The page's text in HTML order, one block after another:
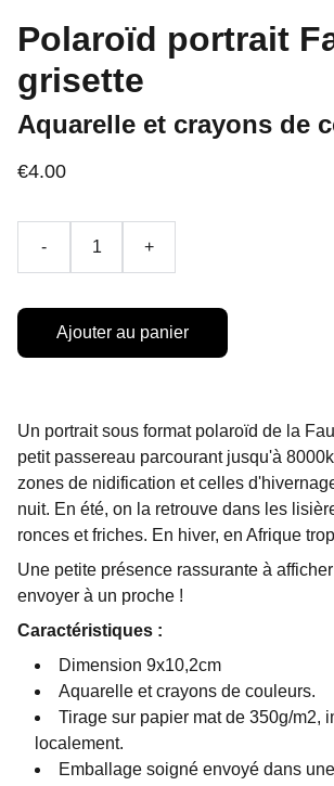
Polaroïd portrait
grisette
Aquarelle et crayons de
€4.00
- +
Ajouter au panier
Un portrait sous format polaroïd de la
petit passereau parcourant jusqu'à
zones de nidification et celles
nuit. En été, on la retrouve dans les
ronces et friches. En hiver, en Afrique
Une petite présence rassurante à
envoyer à un proche !
Caractéristiques :
Dimension 9x10,2cm
Aquarelle et crayons de couleurs.
Tirage sur papier mat de 350g/m2,
localement.
Emballage soigné envoyé dans